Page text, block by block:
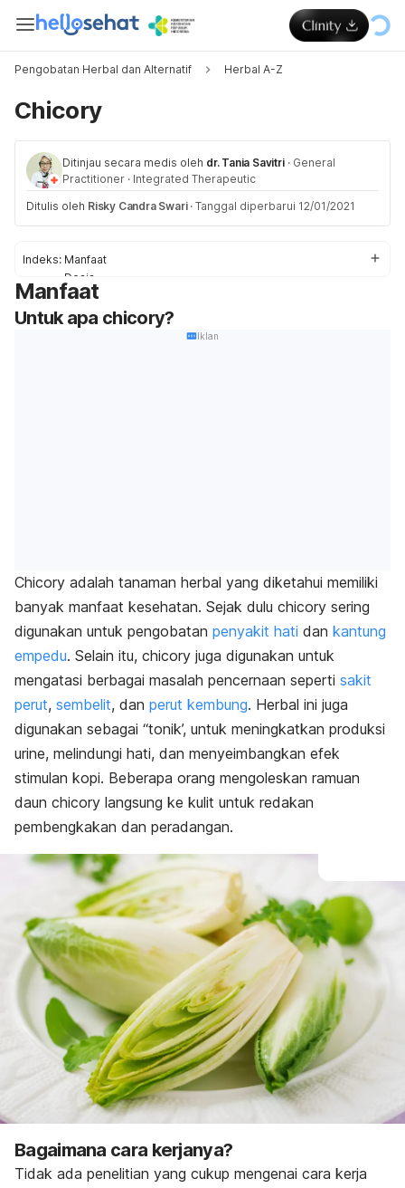
Pengobatan Herbal dan Alternatif Herbal A-Z
Chicory
Ditinjau secara medis oleh dr. Tania Savitri · General
Practitioner · Integrated Therapeutic
Ditulis oleh Risky Candra Swari · Tanggal diperbarui 12/01/2021
Indeks: Manfaat
Dosis
Efek Samping
Keamanan
Interaksi
Manfaat
Untuk apa chicory?
Iklan
Chicory adalah tanaman herbal yang diketahui memiliki
banyak manfaat kesehatan. Sejak dulu chicory sering
digunakan untuk pengobatan penyakit hati dan kantung
empedu. Selain itu, chicory juga digunakan untuk
mengatasi berbagai masalah pencernaan seperti sakit
perut, sembelit, dan perut kembung. Herbal ini juga
digunakan sebagai “tonik’, untuk meningkatkan produksi
urine, melindungi hati, dan menyeimbangkan efek
stimulan kopi. Beberapa orang mengoleskan ramuan
daun chicory langsung ke kulit untuk redakan
pembengkakan dan peradangan.
Bagaimana cara kerjanya?
Tidak ada penelitian yang cukup mengenai cara kerja